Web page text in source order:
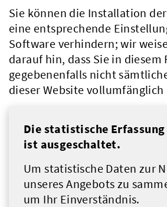
Sie können die Installation
eine entsprechende
Software verhindern; wir
darauf hin, dass Sie in diesem
gegebenenfalls nicht
dieser Website
Die statistische Erfassung
ist ausgeschaltet.
Um statistische Daten zur
unseres Angebots zu
um Ihr Einverständnis.